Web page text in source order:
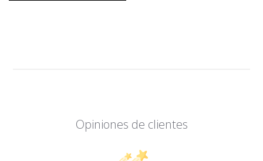
Opiniones de clientes